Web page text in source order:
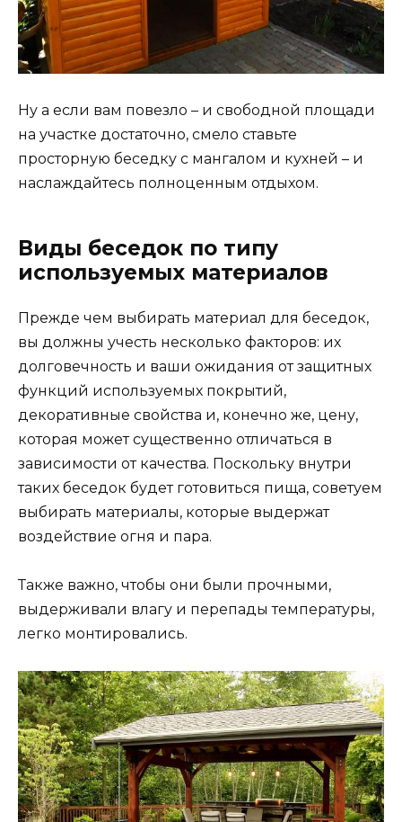
Ну а если вам повезло – и свободной площади
на участке достаточно, смело ставьте
просторную беседку с мангалом и кухней – и
наслаждайтесь полноценным отдыхом.
Виды беседок по типу
используемых материалов
Прежде чем выбирать материал для беседок,
вы должны учесть несколько факторов: их
долговечность и ваши ожидания от защитных
функций используемых покрытий,
декоративные свойства и, конечно же, цену,
которая может существенно отличаться в
зависимости от качества. Поскольку внутри
таких беседок будет готовиться пища, советуем
выбирать материалы, которые выдержат
воздействие огня и пара.
Также важно, чтобы они были прочными,
выдерживали влагу и перепады температуры,
легко монтировались.